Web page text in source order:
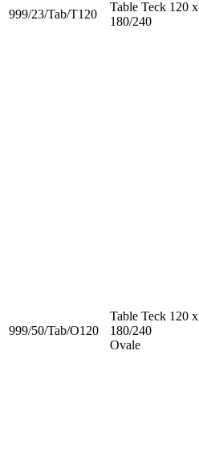
999/23/Tab/T120
Table Teck 120 x
180/240
999/50/Tab/O120
Table Teck 120 x
180/240
Ovale